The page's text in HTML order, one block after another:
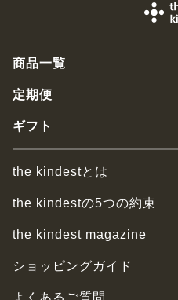
商品一覧
定期便
ギフト
the kindestとは
the kindestの5つの約束
the kindest magazine
ショッピングガイド
よくあるご質問